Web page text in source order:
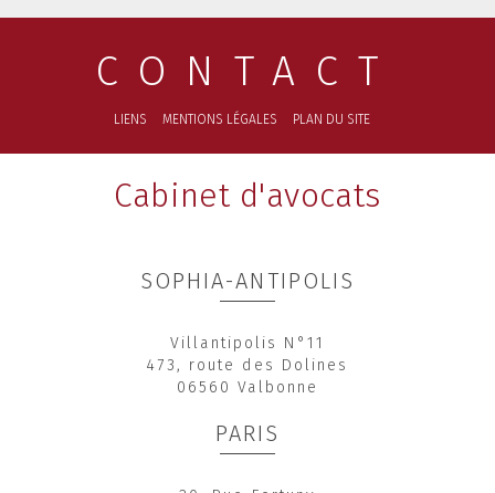
CONTACT
LIENS MENTIONS LÉGALES PLAN DU SITE
Cabinet d'avocats
SOPHIA-ANTIPOLIS
Villantipolis N°11
473, route des Dolines
06560 Valbonne
PARIS